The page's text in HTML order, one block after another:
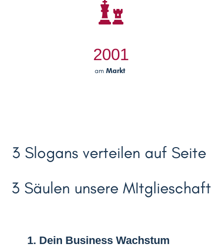
2001
am Markt
3 Slogans verteilen auf Seite
3 Säulen unsere MItglieschaft
1. Dein Business Wachstum